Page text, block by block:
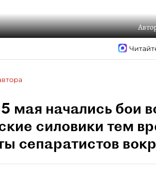
мая начались бои
силовики тем
сепаратистов